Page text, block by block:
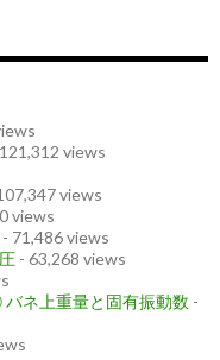
views
views
views
- 71,486 views
- 63,268 views
ネ上重量と固有振動数 -